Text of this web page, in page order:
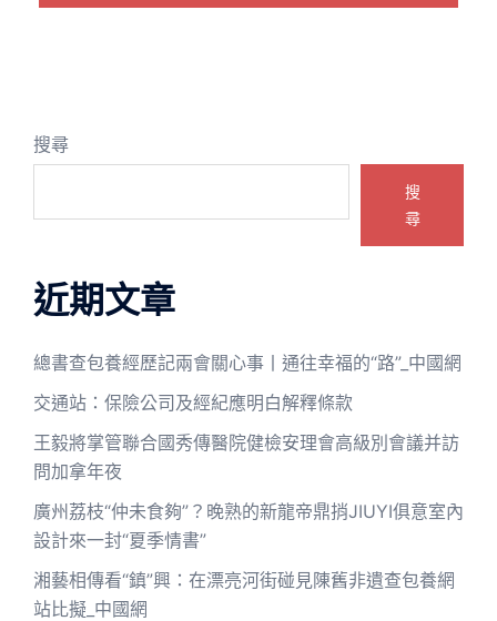
搜尋
搜
尋
近期文章
總書查包養經歷記兩會關心事丨通往幸福的“路”_中國網
交通站：保險公司及經紀應明白解釋條款
王毅將掌管聯合國秀傳醫院健檢安理會高級別會議并訪
問加拿年夜
廣州荔枝“仲未食夠”？晚熟的新龍帝鼎捎JIUYI俱意室內
設計來一封“夏季情書”
湘藝相傳看“鎮”興：在漂亮河街碰見陳舊非遺查包養網
站比擬_中國網